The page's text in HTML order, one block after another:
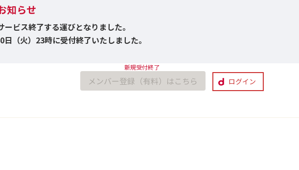
知らせ
ビス終了する運びとなりました。
（火）23時に受付終了いたしました。
メンバー登録（有料）はこちら ログイン